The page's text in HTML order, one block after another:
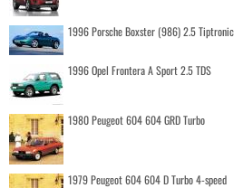
1996 Porsche Boxster (986) 2.5 Tiptronic
1996 Opel Frontera A Sport 2.5 TDS
1980 Peugeot 604 604 GRD Turbo
1979 Peugeot 604 604 D Turbo 4-speed